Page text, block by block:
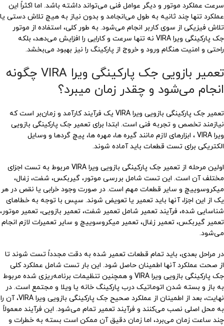
سرعت عملکرد موتور و دیگر عوامل فنی می‌تواند داشته باشد. اما اکثراً این
عملکرد تنها چند ثانیه به طول می‌انجامد و بدون نیاز به هیچ تلاش دستی یا
تلاش فیزیکی از سوی کاربر انجام می‌شود. به طور کلی، استفاده از موتور
جک پارکینگی ویرا VIRA نه تنها سرعت و کارایی را افزایش می‌دهد، بلکه
راحتی و امنیت هنگام ورود و خروج از پارکینگ را نیز بهبود می‌بخشد.
تعمیر بازویی جک پارکینگی ویرا VIRA چگونه
انجام می‌شود و چقدر زمان میبرد؟
تعمیر جک پارکینگی بازویی ویرا VIRA یک فرآیند کارآمد و زمان‌بر است که
نیازمند تخصص و تجربه فنی است. ابتدا برای تعمیر جک پارکینگی بازویی
ویرا VIRA ، ابزارهای لازم مانند گیره ها، مهره ها، پیچ گردها و وسایل
الکتریکی برای تست قطعات باید آماده شوند.
اولین مرحله از تعمیر جک پارکینگی بازویی ویرا VIRA مربوط به تست اجزای
مختلف آن است. این تست شامل بررسی موتور، گیربکس، شفت، زغال،
میکروسوییچ و سایر قطعات مهم است. در صورت وجود خرابی یا نقص در هر
یک از این اجزا، آنها باید تعمیر یا تعویض شوند. سپس با توجه به خطاهای
شناسایی شده، فرآیند تعمیر شامل تعمیر شفت، تعمیر بازویی، تعمیر موتور،
تعمیر گیربکس، تعمیر زغال، تعمیر میکروسوییچ و سایر تعمیرات لازم انجام
می‌شود.
در مراحل بعدی، باید تمام قطعات تعمیر شده به دقت مجدداً تست شوند تا
از صحت عملکرد آنها اطمینان حاصل شود. این بار تست شامل عملکرد کلی
جک پارکینگی بازویی ویرا VIRA و همچنین تنظیمات برنامه‌ریزی شده مربوط
به باز و بسته شدن اتوماتیک درب پارکینگ خانه یا ویلا و مجتمع است. در
نهایت، بعد از اطمینان از عملکرد صحیح جک پارکینگی بازویی ویرا VIRA، آن را
به محل اصلی نصب می‌کنند و فرآیند تعمیر تمام می‌شود. این فرآیند معمولاً
چند ساعت زمان می‌برد، اما زمان دقیق آن ممکن است بسته به خطرات و